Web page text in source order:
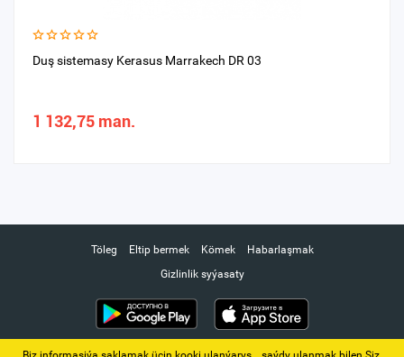
Duş sistemasy Kerasus Marrakech DR 03
1 132,75 man.
Töleg Eltip bermek Kömek
Habarlaşmak
Gizlinlik syýasaty